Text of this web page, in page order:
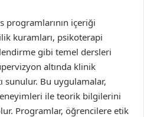
programlarının içeriği
kuramları, psikoterapi
gibi temel dersleri
altında klinik
sunulur. Bu uygulamalar,
ile teorik bilgilerini
Programlar, öğrencilere etik